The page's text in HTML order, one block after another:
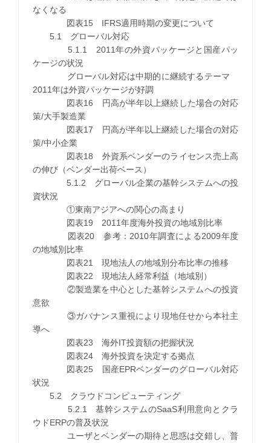
なくなる
図表15 IFRS適用時期の変更について
5.1 グローバル対応
5.1.1 2011年の外資パッケージと国産パッ
ケージの状況
グローバル対応は中期的に継続するテーマ
2011年は外資パッケージが好調
図表16 円高が半年以上継続した場合の対応
策/大手製造業
図表17 円高が半年以上継続した場合の対応
策/中小企業
図表18 外資系ベンダーのライセンス売上高
の伸び（ベンダー出荷ベース）
5.1.2 グローバル企業の基幹システムへの投
資状況
①東南アジアへの関心の高まり
図表19 2011年度海外投資の地域別比率
図表20 参考：2010年調査による2009年度
の地域別比率
図表21 現地法人の地域別分布比率の推移
図表22 現地法人経常利益（地域別）
②製造業を中心とした基幹システムへの投資
意欲
③ガバナンス重視により現地任せから本社主
導へ
図表23 海外IT投資額の把握状況
図表24 海外投資を決定する拠点
図表25 国産EPRベンダーのグローバル対応
状況
5.2 クラウドコンピューティング
5.2.1 基幹システムのSaaS利用意向とクラ
ウドERPの普及状況
ユーザとベンダーの期待と思惑は交錯し、普